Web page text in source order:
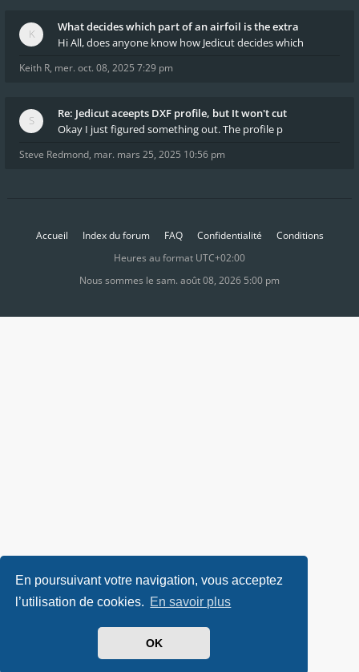
En poursuivant votre navigation, vous acceptez
l’utilisation de cookies. En savoir plus
OK
What decides which part of an airfoil is the extra
Hi All, does anyone know how Jedicut decides which
Keith R, mer. oct. 08, 2025 7:29 pm
Re: Jedicut aceepts DXF profile, but It won't cut
Okay I just figured something out. The profile p
Steve Redmond, mar. mars 25, 2025 10:56 pm
Accueil Index du forum FAQ Confidentialité
Conditions
Heures au format UTC+02:00
Nous sommes le sam. août 08, 2026 5:00 pm